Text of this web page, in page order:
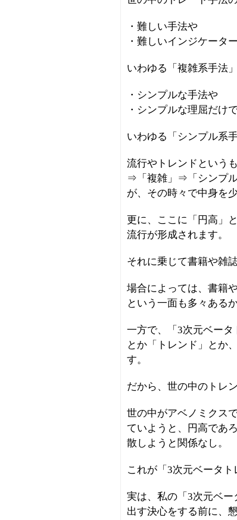
・難しい手法や
・難しいインジケータ
いわゆる「複雑系手法
・シンプルな手法や
・シンプルな理屈だけ
いわゆる「シンプル系
流行やトレンドという
⇒「複雑」⇒「シンプル
が、その時々で中身を
更に、ここに「円高」
流行が形成されます。
それに乗じて書籍や雑
場合によっては、書籍
という一面も多々ある
一方で、「3次元ベータ
とか「トレンド」とか
す。
だから、世の中のトレ
世の中がアベノミクス
ていようと、円高であ
散しようと関係なし。
これが「3次元ベータト
実は、私の「3次元ベ
出す決心をする前に、